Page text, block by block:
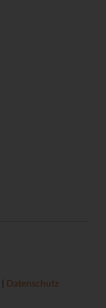
| Datenschutz